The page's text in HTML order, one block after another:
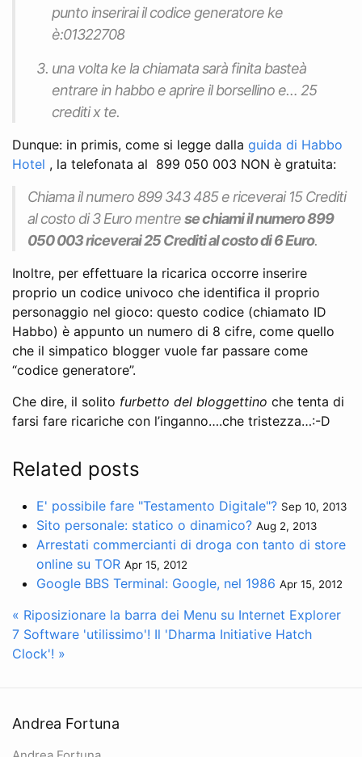
punto inserirai il codice generatore ke
è:01322708
una volta ke la chiamata sarà finita basteà
entrare in habbo e aprire il borsellino e… 25
crediti x te.
Dunque: in primis, come si legge dalla guida di Habbo
Hotel , la telefonata al 899 050 003 NON è gratuita:
Chiama il numero 899 343 485 e riceverai 15 Crediti
al costo di 3 Euro mentrese chiami il numero 899
050 003 riceverai 25 Crediti al costo di 6 Euro.
Inoltre, per effettuare la ricarica occorre inserire
proprio un codice univoco che identifica il proprio
personaggio nel gioco: questo codice (chiamato ID
Habbo) è appunto un numero di 8 cifre, come quello
che il simpatico blogger vuole far passare come
“codice generatore”.
Che dire, il solito furbetto del bloggettino che tenta di
farsi fare ricariche con l’inganno….che tristezza…:-D
Related posts
E' possibile fare "Testamento Digitale"? Sep 10, 2013
Sito personale: statico o dinamico? Aug 2, 2013
Arrestati commercianti di droga con tanto di store
online su TOR Apr 15, 2012
Google BBS Terminal: Google, nel 1986 Apr 15, 2012
« Riposizionare la barra dei Menu su Internet Explorer
7 Software 'utilissimo'! Il 'Dharma Initiative Hatch
Clock'! »
Andrea Fortuna